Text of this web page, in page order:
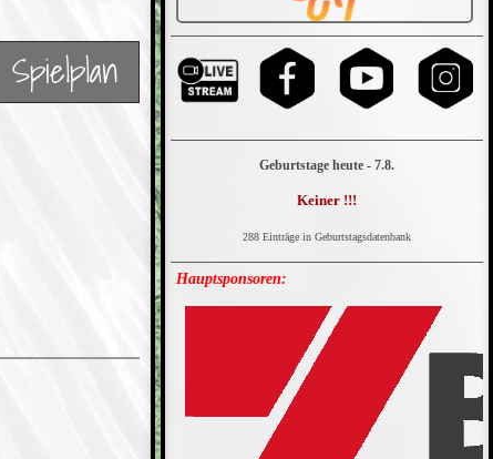
Geburtstage heute - 7.8.
Keiner !!!
288 Einträge in Geburtstagsdatenbank
Hauptsponsoren:
Spielplan